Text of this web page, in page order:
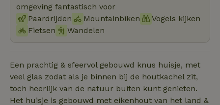
omgeving fantastisch voor
Paardrijden
Mountainbiken
Vogels kijken
Fietsen
Wandelen
Een prachtig & sfeervol gebouwd knus huisje, met
veel glas zodat als je binnen bij de houtkachel zit,
toch heerlijk van de natuur buiten kunt genieten.
Het huisje is gebouwd met eikenhout van het land &